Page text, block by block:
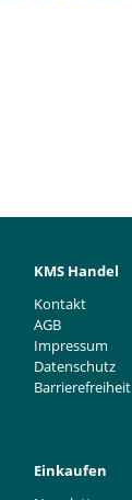
KMS Handel
Kontakt
AGB
Impressum
Datenschutz
Barrierefreiheit
Einkaufen